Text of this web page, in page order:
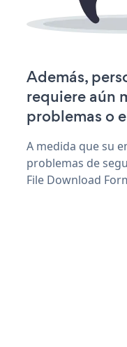
Además,
requiere aún
problemas o
A medida que su
problemas de
File Download